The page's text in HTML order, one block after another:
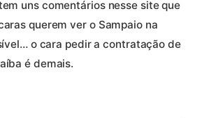
uns comentários nesse site que
querem ver o Sampaio na
o cara pedir a contratação de
é demais.